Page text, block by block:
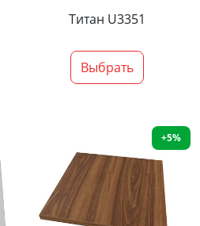
Титан U3351
Выбрать
+5%